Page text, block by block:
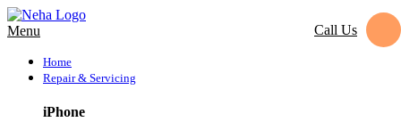
Menu Call Us
Home
Repair & Servicing
iPhone